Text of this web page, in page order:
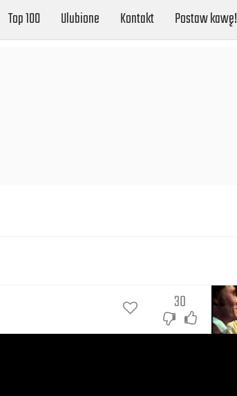
Top 100 Ulubione Kontakt Postaw kawę!
30